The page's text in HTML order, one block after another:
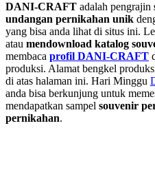
DANI-CRAFT adalah pengrajin
undangan pernikahan unik
yang bisa anda lihat di situs ini.
atau mendownload katalog
membaca profil DANI-CRAFT
produksi. Alamat bengkel
di atas halaman ini. Hari Minggu
anda bisa berkunjung untuk
mendapatkan sampel souvenir
pernikahan.